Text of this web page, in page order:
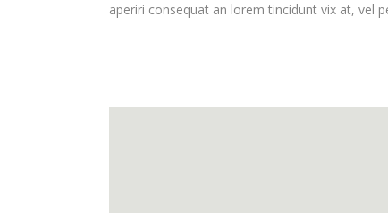
aperiri consequat an lorem tincidunt vix at, vel